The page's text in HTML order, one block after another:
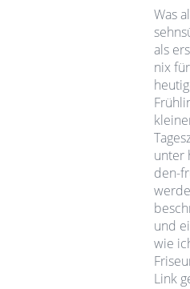
Was
als
nix
unter
den-
und
wie
Link